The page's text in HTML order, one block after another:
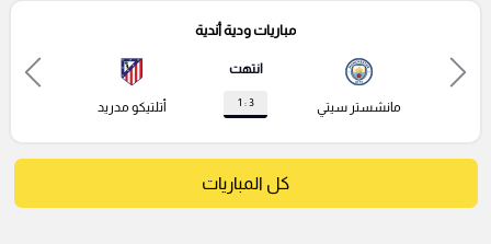
مباريات ودية أندية
مانشستر سيتي
انتهت
3 : 1 أتلتيكو مدريد
كل المباريات